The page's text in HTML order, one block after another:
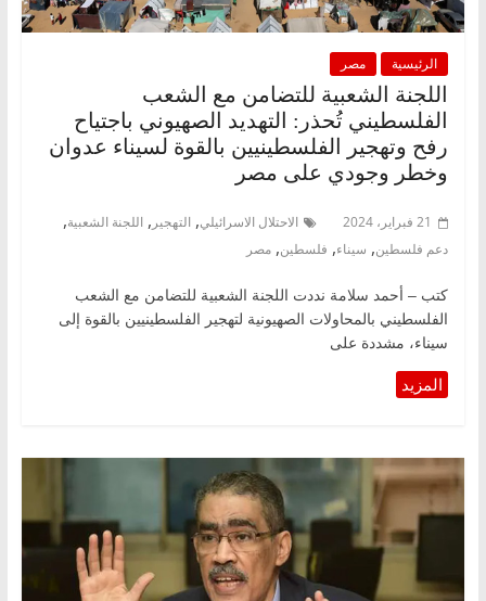
الرئيسية مصر
اللجنة الشعبية للتضامن مع الشعب
الفلسطيني تُحذر: التهديد الصهيوني باجتياح
رفح وتهجير الفلسطينيين بالقوة لسيناء عدوان
وخطر وجودي على مصر
21 فبراير، 2024 الاحتلال الاسرائيلي, التهجير , اللجنة الشعبية,
دعم فلسطين, سيناء, فلسطين, مصر
كتب – أحمد سلامة نددت اللجنة الشعبية للتضامن مع الشعب
الفلسطيني بالمحاولات الصهيونية لتهجير الفلسطينيين بالقوة إلى
سيناء، مشددة على